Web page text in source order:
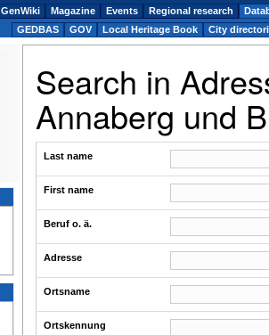
Search in
Annaberg und
Last name
First name
Beruf o. ä.
Adresse
Ortsname
Ortskennung
GenWiki Magazine Events Regional research
GEDBAS
GOV Local Heritage Book City